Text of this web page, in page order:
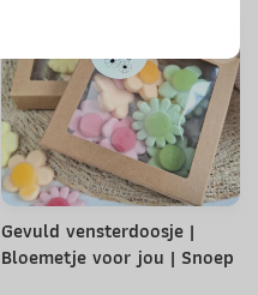
Gevuld vensterdoosje |
Bloemetje voor jou | Snoep